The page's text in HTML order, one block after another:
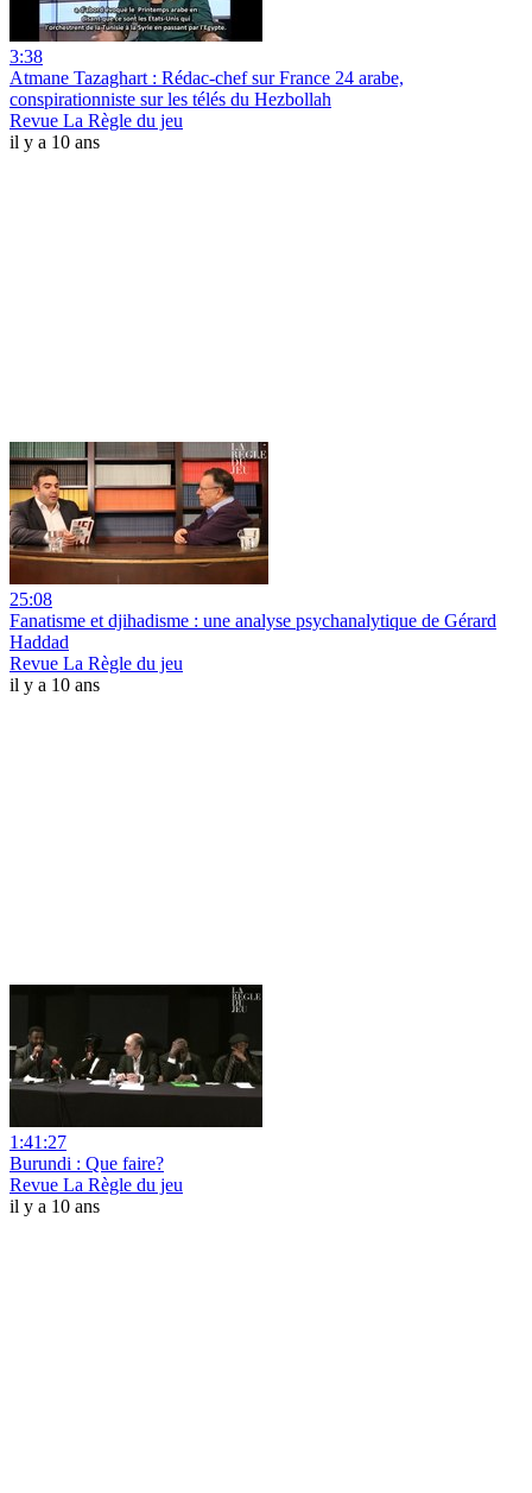
3:38
Atmane Tazaghart : Rédac-chef sur France 24 arabe,
conspirationniste sur les télés du Hezbollah
Revue La Règle du jeu
il y a 10 ans
25:08
Fanatisme et djihadisme : une analyse psychanalytique de Gérard
Haddad
Revue La Règle du jeu
il y a 10 ans
1:41:27
Burundi : Que faire?
Revue La Règle du jeu
il y a 10 ans